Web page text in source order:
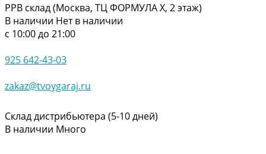
РРВ склад (Москва, ТЦ ФОРМУЛА Х, 2 этаж)
В наличии Нет в наличии
с 10:00 до 21:00
925 642-43-03
zakaz@tvoygaraj.ru
Склад дистрибьютера (5-10 дней)
В наличии Много